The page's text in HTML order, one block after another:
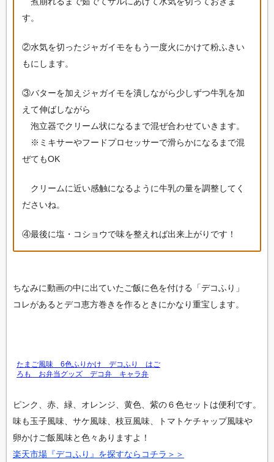
す。
②水気を切ったジャガイモをもう一度火にかけて粉ふきい
もにします。
③バターを加えジャガイモを潰しながら少しずつ牛乳を加
えて伸ばしながら
泡立器でクリーム状になるまで混ぜ合わせていきます。
※ミキサーやフードプロセッサーで滑らかになるまで混
ぜてもOK
クリームに近い感触になるように牛乳の量を調整してく
ださいね。
④最後に塩・コショウで味を整えれば出来上がりです！
ちなみに動画の中に出ていたご飯に色を付ける「デコふり」
コレがあるとデコ恵方巻きを作るときにかなり重宝します。
たまご風味 6色ふりかけ デコふり はご
ろも お弁当グッズ デコ弁 キャラ弁
ピンク、赤、緑、オレンジ、黄色、紫の６色セットは便利です。
味も玉子風味、サケ風味、枝豆風味、トマトケチャップ風味や
卵かけご飯風味と色々ありますよ！
楽天市場『デコふり』を探すならコチラ＞＞